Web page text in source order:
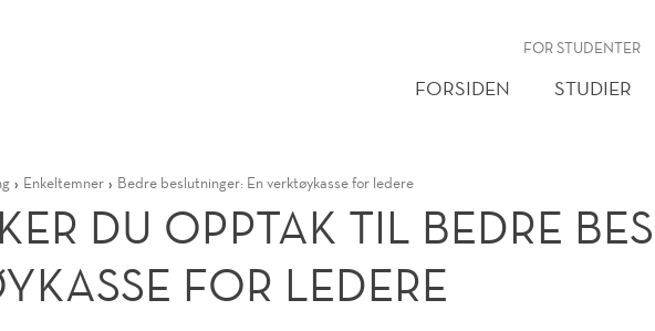
FOR STUDENTER
FORSIDEN STUDIER
Enkeltemner Bedre beslutninger: En verktøykasse for ledere
DU OPPTAK TIL BEDRE
FOR LEDERE